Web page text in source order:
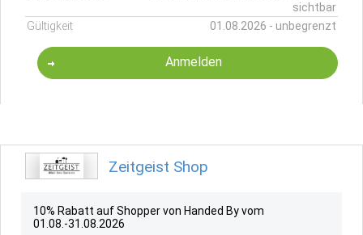
sichtbar
Gültigkeit
01.08.2026 - unbegrenzt
Anmelden
Zeitgeist Shop
10% Rabatt auf Shopper von Handed By vom
01.08.-31.08.2026